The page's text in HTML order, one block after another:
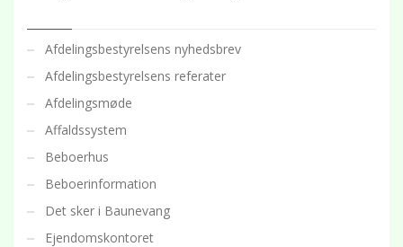
Afdelingsbestyrelsens nyhedsbrev
Afdelingsbestyrelsens referater
Afdelingsmøde
Affaldssystem
Beboerhus
Beboerinformation
Det sker i Baunevang
Ejendomskontoret